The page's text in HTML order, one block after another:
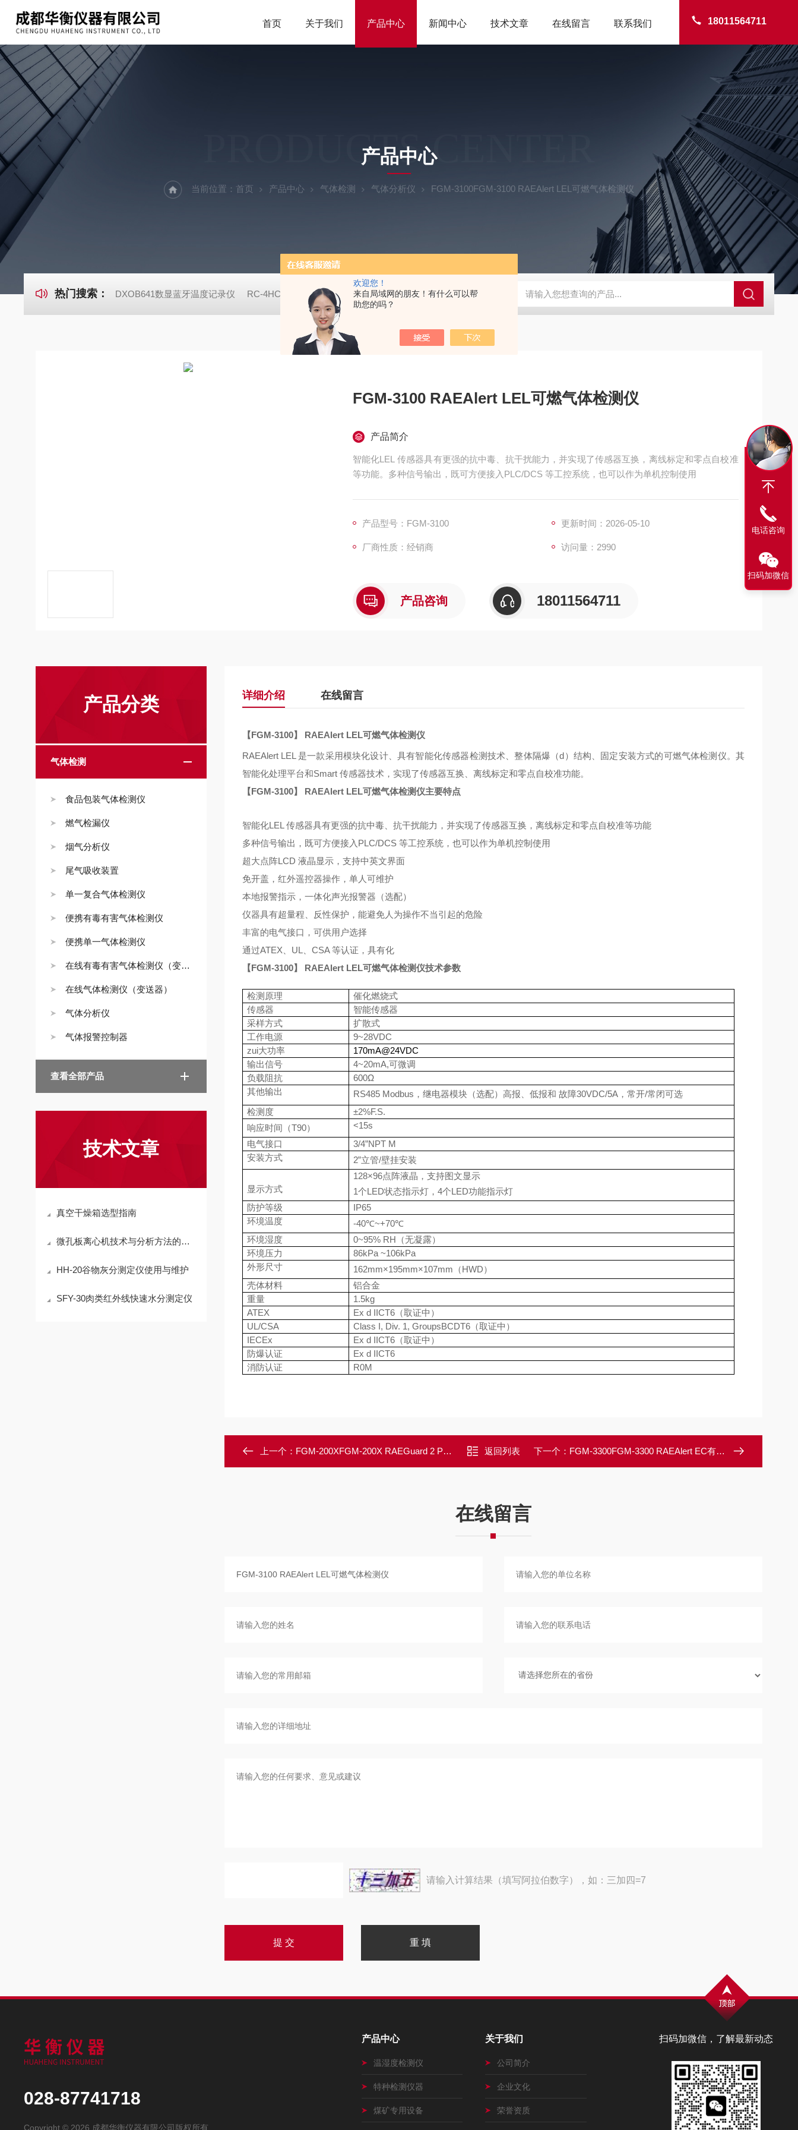
欢迎您！
来自局域网的朋友！有什么可以帮
助您的吗？
18011564711
首页 关于我们 产品中心 新闻中心 技术文章 在线留言 联系我们
PRODUCTS CENTER
产品中心
当前位置： 首页 产品中心 气体检测 气体分析仪 FGM-3100FGM-3100 RAEAlert LEL可燃气体检测仪
热门搜索： DXOB641数显蓝牙温度记录仪 RC-4HC RC-4HA温湿度记录仪 多样品平行蒸发仪多样品平行蒸发仪 SBD-100B SBD-100D成都漏氯报警仪 漏氯报警器 漏氯检测仪
FGM-3100 RAEAlert LEL可燃气体检测仪
产品简介
智能化LEL 传感器具有更强的抗中毒、抗干扰能力，并实现了传感器互换，离线标定和零点自校准
等功能。多种信号输出，既可方便接入PLC/DCS 等工控系统，也可以作为单机控制使用
产品型号：FGM-3100 更新时间：2026-05-10
厂商性质：经销商 访问量：2990
产品咨询 18011564711
产品分类
气体检测
食品包装气体检测仪
燃气检漏仪
烟气分析仪
尾气吸收装置
单一复合气体检测仪
便携有毒有害气体检测仪
便携单一气体检测仪
在线有毒有害气体检测仪（变送器）
在线气体检测仪（变送器）
气体分析仪
气体报警控制器
查看全部产品
技术文章
真空干燥箱选型指南
微孔板离心机技术与分析方法的优化
HH-20谷物灰分测定仪使用与维护
SFY-30肉类红外线快速水分测定仪
详细介绍 在线留言
【FGM-3100】 RAEAlert LEL可燃气体检测仪
RAEAlert LEL 是一款采用模块化设计、具有智能化传感器检测技术、整体隔爆（d）结构、固定安装方式的可燃气体检测仪。其
智能化处理平台和Smart 传感器技术，实现了传感器互换、离线标定和零点自校准功能。
【FGM-3100】 RAEAlert LEL可燃气体检测仪主要特点
智能化LEL 传感器具有更强的抗中毒、抗干扰能力，并实现了传感器互换，离线标定和零点自校准等功能
多种信号输出，既可方便接入 PLC/DCS 等工控系统，也可以作为单机控制使用
超大点阵LCD 液晶显示，支持中英文界面
免开盖，红外遥控器操作，单人可维护
本地报警指示，一体化声光报警器（选配）
仪器具有超量程、反性保护，能避免人为操作不当引起的危险
丰富的电气接口，可供用户选择
通过ATEX UL CSA等认证，具有化
【FGM-3100】 RAEAlert LEL可燃气体检测仪技术参数
检测原理
催化燃烧式
传感器
智能传感器
采样方式
扩散式
工作电源
9~28VDC
zui大功率
170mA@24VDC
输出信号
4~20mA,可微调
负载阻抗
600Ω
其他输出
RS485 Modbus ，继电器模块（选配）高报、低报和 故障30VDC/5A，常开/常闭可选
检测度
±2%F.S.
响应时间（T90）
<15s
电气接口
3/4”NPT M
安装方式
2”立管/壁挂安装
显示方式
128×96点阵液晶，支持图文显示
1个LED状态指示灯， 4个LED功能指示灯
防护等级
IP65
环境温度
-40℃~+70℃
环境湿度
0~95% RH （无凝露）
环境压力
86kPa ~106kPa
外形尺寸
162mm×195mm×107mm （HWD）
壳体材料
铝合金
重量
1.5kg
ATEX
Ex d IICT6（取证中）
UL/CSA
Class I, Div. 1, GroupsBCDT6（取证中）
IECEx
Ex d IICT6（取证中）
防爆认证
Ex d IICT6
消防认证
R0M
上一个： FGM-200XFGM-200X RAEGuard 2 PID 有机气体检测仪 返回列表 下一个： FGM-3300FGM-3300 RAEAlert EC有毒气体检测仪
在线留言
请输入计算结果（填写阿拉伯数字），如：三加四=7
扫码加微信，了解最新动态
028-87741718
Copyright © 2026 成都华衡仪器有限公司版权所有
产品中心
温湿度检测仪
特种检测仪器
煤矿专用设备
关于我们
公司简介
企业文化
荣誉资质
电话咨询
扫码加微信